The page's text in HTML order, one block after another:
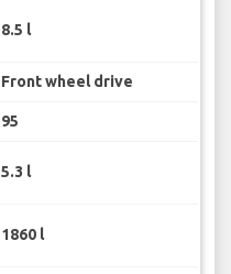
8.5 l
Front wheel drive
95
5.3 l
1860 l